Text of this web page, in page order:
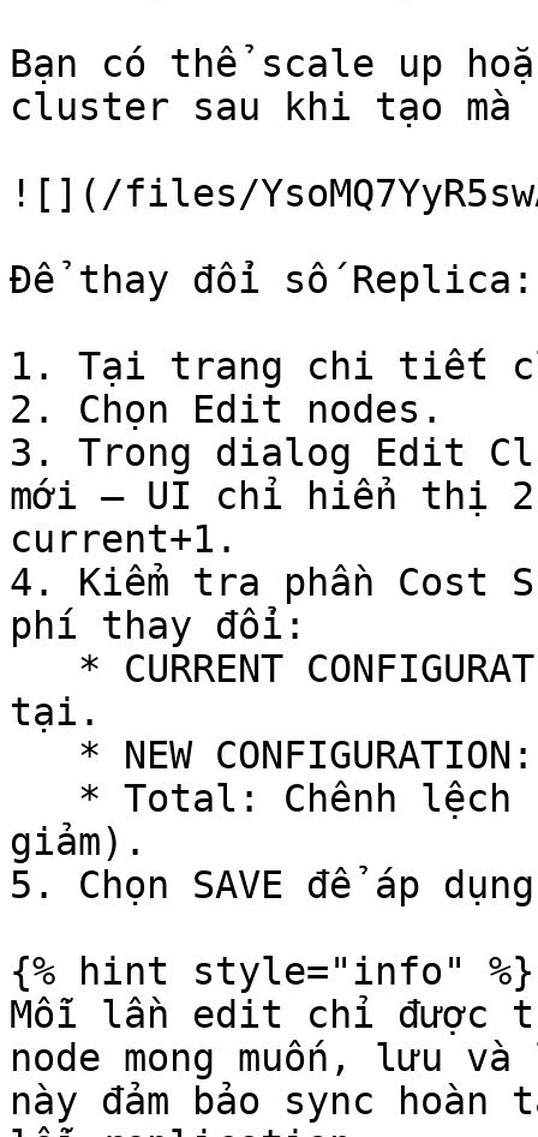
Bạn có thể scale up
cluster sau khi tạo mà
![](/files/
Để thay đổi số Replica:
1. Tại trang chi tiết
2. Chọn Edit nodes.
3. Trong dialog Edit
mới — UI chỉ hiển thị 2
current+1.
4. Kiểm tra phần Cost
phí thay đổi:
tại.
giảm).
5. Chọn SAVE để áp
{% hint style="info" %}
Mỗi lần edit chỉ được
node mong muốn, lưu
này đảm bảo sync